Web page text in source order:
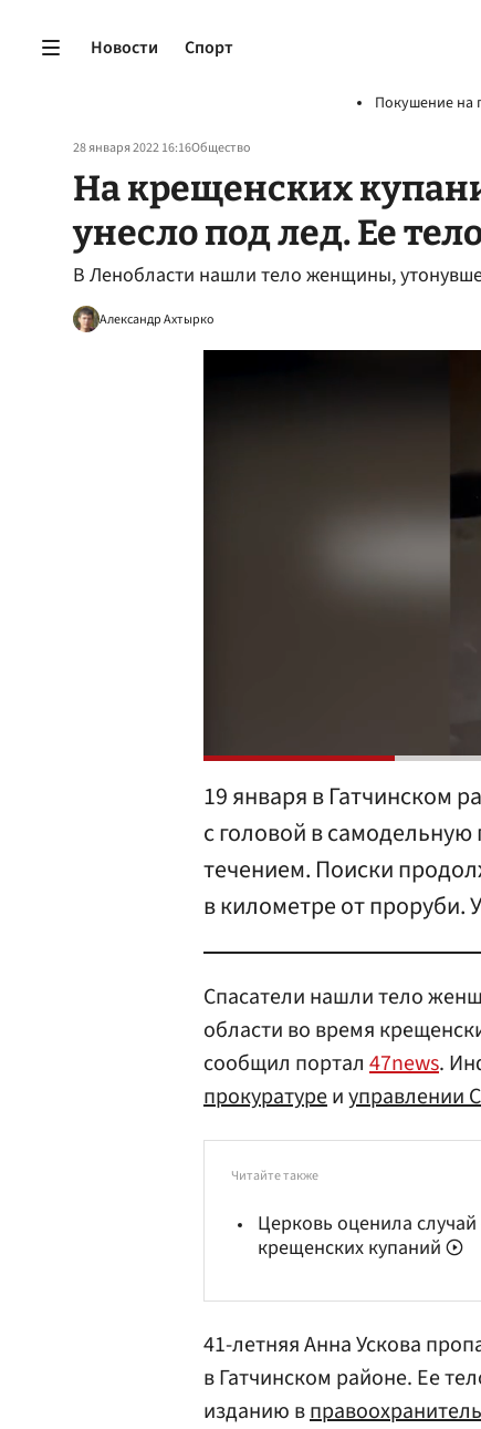
Новости Спорт
Покушение на
28 января 2022 16:16Общество
На крещенских
унесло под лед. Ее
В Ленобласти нашли тело женщины,
Александр Ахтырко
19 января в Гатчинском
с головой в самодельную
течением. Поиски
в километре от проруби.
Спасатели нашли тело
области во время
сообщил портал 47news.
прокуратуреиуправлении
Читайте также
Церковь оценила
крещенских купаний
41-летняя Анна Ускова
в Гатчинском районе. Ее
изданию в